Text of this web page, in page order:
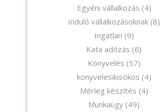
Egyéni vállalkozás (4)
Induló vállalkozásoknak (8)
Ingatlan (9)
Kata adózás (6)
Könyvelés (57)
konyvelesikisokos (4)
Mérleg készítés (4)
Munkaügy (49)